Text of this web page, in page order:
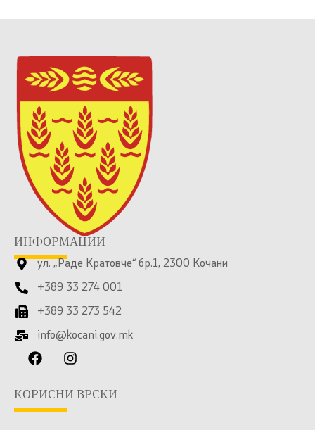
ИНФОРМАЦИИ
ул. „Раде Кратовче“ бр.1, 2300 Кочани
+389 33 274 001
+389 33 273 542
info@kocani.gov.mk
КОРИСНИ ВРСКИ